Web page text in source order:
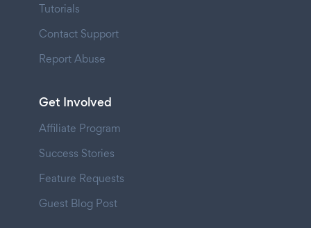
Tutorials
Contact Support
Report Abuse
Get Involved
Affiliate Program
Success Stories
Feature Requests
Guest Blog Post